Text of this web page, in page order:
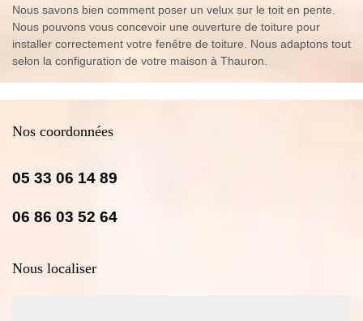
Nous savons bien comment poser un velux sur le toit en pente.
Nous pouvons vous concevoir une ouverture de toiture pour
installer correctement votre fenêtre de toiture. Nous adaptons tout
selon la configuration de votre maison à Thauron.
Nos coordonnées
05 33 06 14 89
06 86 03 52 64
Nous localiser